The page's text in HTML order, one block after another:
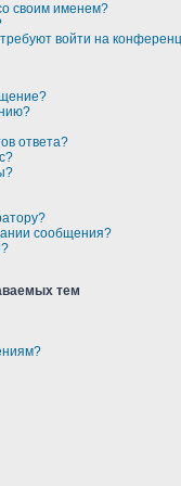
своим именем?
войти на
ответа?
сообщения?
тем